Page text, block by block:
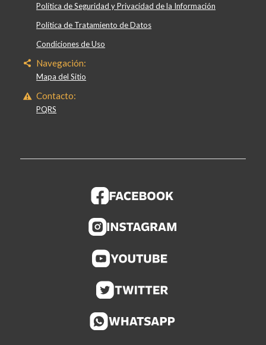
Política de Seguridad y Privacidad de la Información
Política de Tratamiento de Datos
Condiciones de Uso
Navegación:
Mapa del Sitio
Contacto:
PQRS